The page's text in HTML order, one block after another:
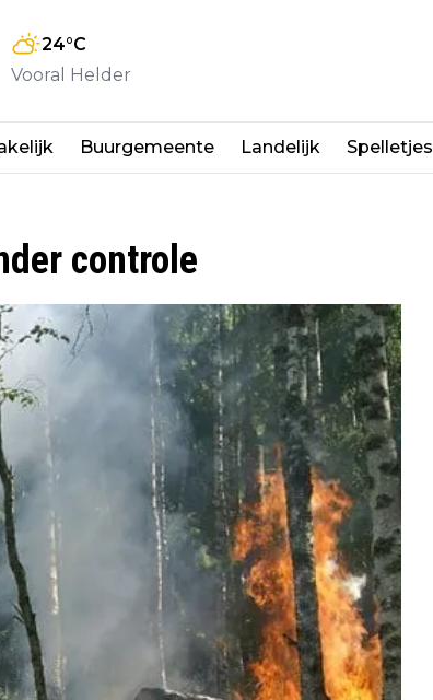
24°C
Vooral Helder
Buurgemeente Landelijk Spelletjes
controle